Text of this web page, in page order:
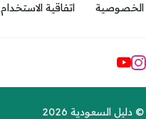
اتفاقية الاستخدام
التواصل
السعودية 2026